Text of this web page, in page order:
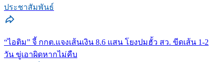
ประชาสัมพันธ์
“ไอติม” จี้ กกต.แจงเส้นเงิน 8.6 แสน โยงปมฮั้ว สว. ขีดเส้น 1-2
วัน ขู่เอาผิดหากไม่คืบ